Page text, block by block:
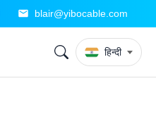
blair@yibocable.com
हिन्दी